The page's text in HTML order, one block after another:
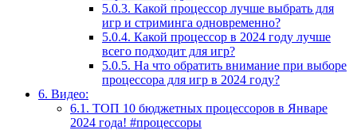
5.0.3. Какой процессор лучше выбрать для
игр и стриминга одновременно?
5.0.4. Какой процессор в 2024 году лучше
всего подходит для игр?
5.0.5. На что обратить внимание при выборе
процессора для игр в 2024 году?
6. Видео:
6.1. ТОП 10 бюджетных процессоров в Январе
2024 года! #процессоры